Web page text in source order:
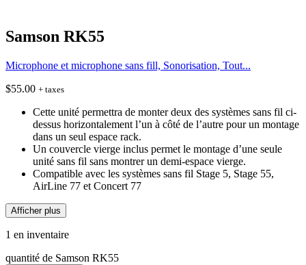
Samson RK55
Microphone et microphone sans fill, Sonorisation, Tout...
$55.00 + taxes
Cette unité permettra de monter deux des systèmes sans fil ci-
dessus horizontalement l’un à côté de l’autre pour un montage
dans un seul espace rack.
Un couvercle vierge inclus permet le montage d’une seule
unité sans fil sans montrer un demi-espace vierge.
Compatible avec les systèmes sans fil Stage 5, Stage 55,
AirLine 77 et Concert 77
Afficher plus
1 en inventaire
quantité de Samson RK55